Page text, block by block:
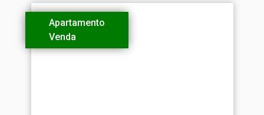
Apartamento
Venda